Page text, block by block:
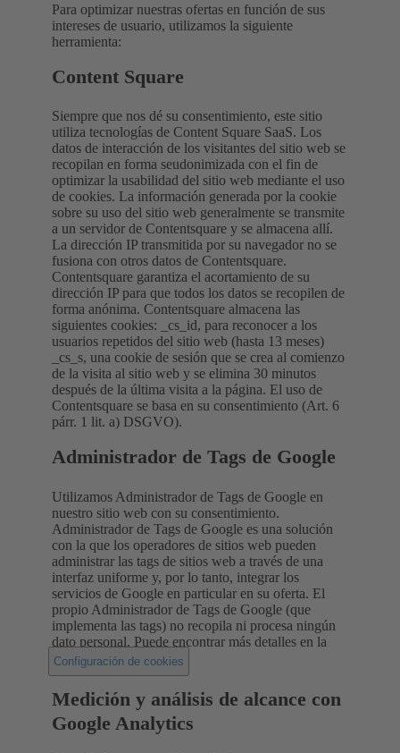
Para optimizar nuestras ofertas en función de sus
intereses de usuario, utilizamos la siguiente
herramienta:
Content Square
Siempre que nos dé su consentimiento, este sitio
utiliza tecnologías de Content Square SaaS. Los
datos de interacción de los visitantes del sitio web se
recopilan en forma seudonimizada con el fin de
optimizar la usabilidad del sitio web mediante el uso
de cookies. La información generada por la cookie
sobre su uso del sitio web generalmente se transmite
a un servidor de Contentsquare y se almacena allí.
La dirección IP transmitida por su navegador no se
fusiona con otros datos de Contentsquare.
Contentsquare garantiza el acortamiento de su
dirección IP para que todos los datos se recopilen de
forma anónima. Contentsquare almacena las
siguientes cookies: _cs_id, para reconocer a los
usuarios repetidos del sitio web (hasta 13 meses)
_cs_s, una cookie de sesión que se crea al comienzo
de la visita al sitio web y se elimina 30 minutos
después de la última visita a la página. El uso de
Contentsquare se basa en su consentimiento (Art. 6
párr. 1 lit. a) DSGVO).
Administrador de Tags de Google
Utilizamos Administrador de Tags de Google en
nuestro sitio web con su consentimiento.
Administrador de Tags de Google es una solución
con la que los operadores de sitios web pueden
administrar las tags de sitios web a través de una
interfaz uniforme y, por lo tanto, integrar los
servicios de Google en particular en su oferta. El
propio Administrador de Tags de Google (que
implementa las tags) no recopila ni procesa ningún
dato personal. Puede encontrar más detalles en la
Configuración de cookies
Medición y análisis de alcance con
Google Analytics